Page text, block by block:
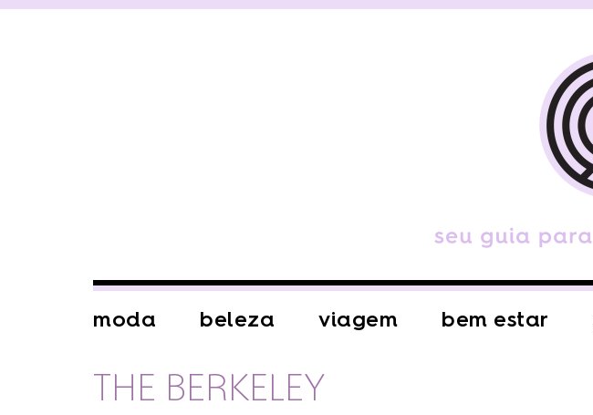
moda beleza viagem bem estar
THE BERKELEY